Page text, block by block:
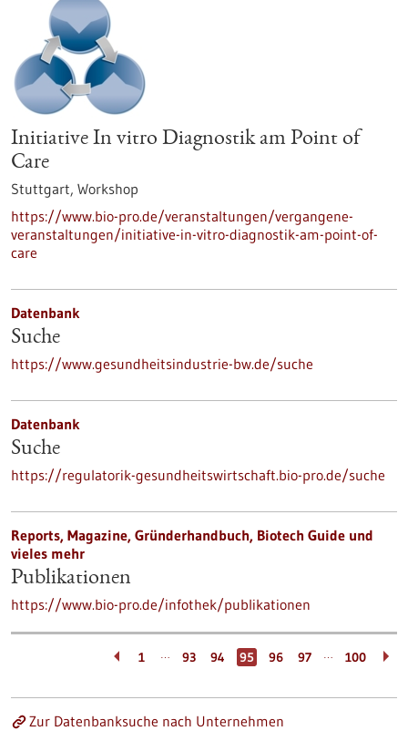
Initiative In vitro Diagnostik am Point of
Care
Stuttgart, Workshop
https://www.bio-pro.de/veranstaltungen/vergangene-
veranstaltungen/initiative-in-vitro-diagnostik-am-point-of-
care
Datenbank
Suche
https://www.gesundheitsindustrie-bw.de/suche
Datenbank
Suche
https://regulatorik-gesundheitswirtschaft.bio-pro.de/suche
Reports, Magazine, Gründerhandbuch, Biotech Guide und
vieles mehr
Publikationen
https://www.bio-pro.de/infothek/publikationen
1 … 93 94 95 96 97 … 100
Zur Datenbanksuche nach Unternehmen